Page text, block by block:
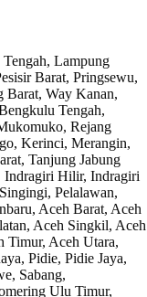
Lampung
Barat, Pringsewu,
Barat, Way Kanan,
Tengah,
Rejang
Kerinci, Merangin,
Tanjung Jabung
Indragiri Hilir, Indragiri
Pelalawan,
Aceh Barat, Aceh
Aceh Singkil, Aceh
Timur, Aceh Utara,
Pidie, Pidie Jaya,
Sabang,
Ulu Timur,